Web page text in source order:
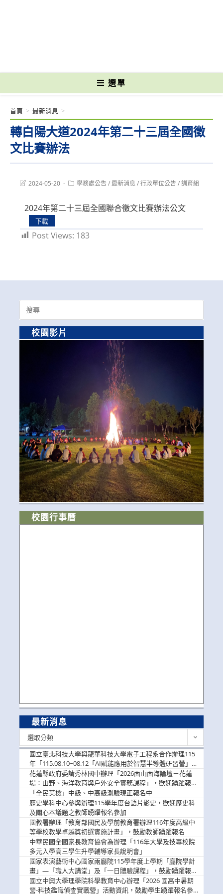
選單
轉白陽大道2024年第二十三屆全國徵
文比賽辦法
首頁 > 最新消息 >
Post2024-05-20
Post學務處公告/最新消息 /行政單位公告/訓育組
2024年第二十三屆全國聯合徵文比賽辦法公文
下載
Post Views: 183
Search
for:
校園影片
校園行事曆
最新消息
選取分類
國立臺北科技大學與龍華科技大學電子工程系合作辦理115
年「115.08.10~08.12「AI賦能應用於智慧半導體研習營」，
歡迎學生踴躍報名參加
花蓮縣政府委請秀林國中辦理「2026面山面海論壇－花蓮
場：山野、海洋教育與戶外安全實務課程」，歡迎踴躍報名
參加
「全民英檢」中級、中高級測驗現正報名中
歷史學科中心參與辦理115學年度台語片影史，歡迎歷史科
及關心本議題之教師踴躍報名參加
國教署辦理「教育部國民及學前教育署辦理116年度高級中
等學校教學卓越獎初選實施計畫」，鼓勵教師踴躍報名
中華民國全國家長教育協會為辦理「116年大學及技專校院
多元入學高三學生升學輔導家長說明會」
國家表演藝術中心國家兩廳院115學年度上學期「廳院學計
畫」—「職人大講堂」及「一日體驗課程」，鼓勵踴躍報名
參與。
國立中興大學理學院科學教育中心辦理「2026 國高中暑期
營-科技鑑識偵查實戰營」活動資訊，鼓勵學生踴躍報名參